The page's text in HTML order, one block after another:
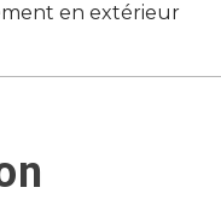
en extérieur